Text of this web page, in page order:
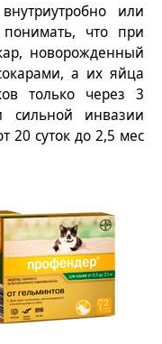
или
что при
новорожденный
а их яйца
только через 3
сильной инвазии
20 суток до 2,5 мес